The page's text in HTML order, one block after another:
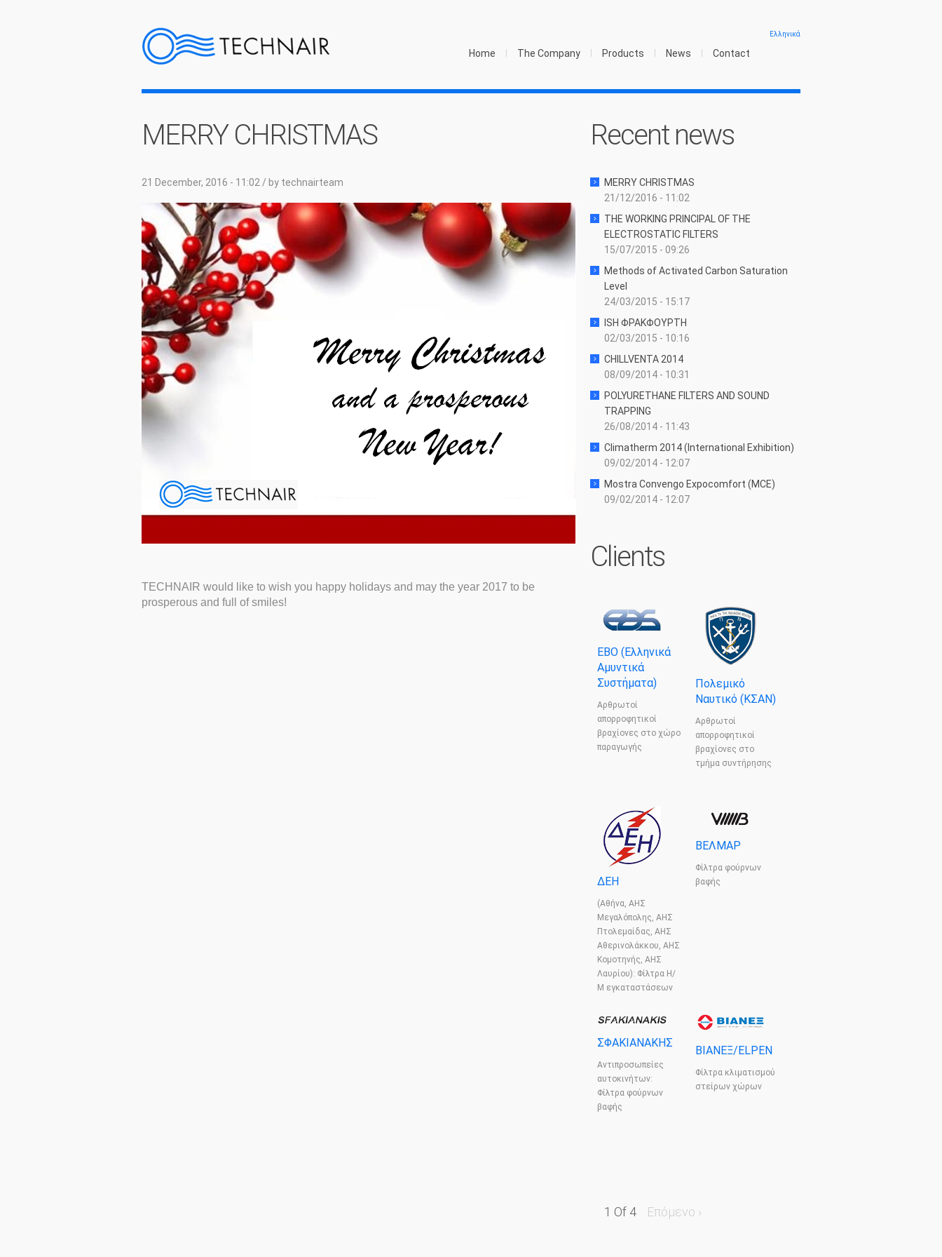
Ελληνικά
Home The Company Products News Contact
MERRY CHRISTMAS
21 December, 2016 - 11:02 / by technairteam
TECHNAIR would like to wish you happy holidays and may the year 2017 to be
prosperous and full of smiles!
Recent news
MERRY CHRISTMAS
21/12/2016 - 11:02
THE WORKING PRINCIPAL OF THE
ELECTROSTATIC FILTERS
15/07/2015 - 09:26
Methods of Activated Carbon Saturation
Level
24/03/2015 - 15:17
ISH ΦΡΑΚΦΟΥΡΤΗ
02/03/2015 - 10:16
CHILLVENTA 2014
08/09/2014 - 10:31
POLYURETHANE FILTERS AND SOUND
TRAPPING
26/08/2014 - 11:43
Climatherm 2014 (International Exhibition)
09/02/2014 - 12:07
Mostra Convengo Expocomfort (MCE)
09/02/2014 - 12:07
Clients
ΕΒΟ (Ελληνικά
Αμυντικά
Συστήματα)
Αρθρωτοί
απορροφητικοί
βραχίονες στο χώρο
παραγωγής
Πολεμικό
Ναυτικό (ΚΣΑΝ)
Αρθρωτοί
απορροφητικοί
βραχίονες στο
τμήμα συντήρησης
ΔΕΗ
(Αθήνα, ΑΗΣ
Μεγαλόπολης, ΑΗΣ
Πτολεμαίδας, ΑΗΣ
Αθερινολάκκου, ΑΗΣ
Κομοτηνής, ΑΗΣ
Λαυρίου): Φίλτρα Η/
Μ εγκαταστάσεων
ΒΕΛΜΑΡ
Φίλτρα φούρνων
βαφής
ΣΦΑΚΙΑΝΑΚΗΣ
Αντιπροσωπείες
αυτοκινήτων:
Φίλτρα φούρνων
βαφής
ΒΙΑΝΕΞ/ELPEN
Φίλτρα κλιματισμού
στείρων χώρων
1 Of 4 Επόμενο ›